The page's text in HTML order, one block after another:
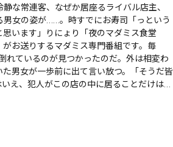
な常連客、なぜか居座るライバル店主、
女の姿が……。時すでにお寿司「っという
います」りにょり「夜のマダミス食堂
お送りするマダミス専門番組です。毎
ているのが見つかったのだ。外は相変わ
男女が一歩前に出て言い放つ。「そうだ皆
え、犯人がこの店の中に居ることだけは確